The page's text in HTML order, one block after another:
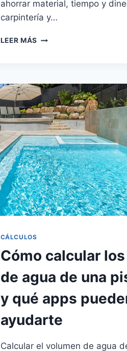
ahorrar material, tiempo y
carpintería y…
LEER MÁS APLICACIONES
TABLEROS
Y
REDUCIR
DESPERDICIO
CÁLCULOS
Cómo calcular
de agua de una
y qué apps
ayudarte
Calcular el volumen de agua